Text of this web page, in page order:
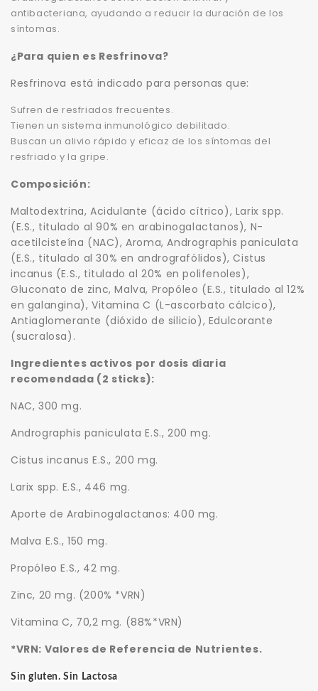
antibacteriana, ayudando a reducir la duración de los
síntomas.
¿Para quien es Resfrinova?
Resfrinova está indicado para personas que:
Sufren de resfriados frecuentes.
Tienen un sistema inmunológico debilitado.
Buscan un alivio rápido y eficaz de los síntomas del
resfriado y la gripe.
Composición:
Maltodextrina, Acidulante (ácido cítrico), Larix spp.
(E.S., titulado al 90% en arabinogalactanos), N-
acetilcisteína (NAC), Aroma, Andrographis paniculata
(E.S., titulado al 30% en andrografólidos), Cistus
incanus (E.S., titulado al 20% en polifenoles),
Gluconato de zinc, Malva, Propóleo (E.S., titulado al 12%
en galangina), Vitamina C (L-ascorbato cálcico),
Antiaglomerante (dióxido de silicio), Edulcorante
(sucralosa).
Ingredientes activos por dosis diaria
recomendada (2 sticks):
NAC, 300 mg.
Andrographis paniculata E.S., 200 mg.
Cistus incanus E.S., 200 mg.
Larix spp. E.S., 446 mg.
Aporte de Arabinogalactanos: 400 mg.
Malva E.S., 150 mg.
Propóleo E.S., 42 mg.
Zinc, 20 mg. (200% *VRN)
Vitamina C, 70,2 mg. (88%*VRN)
*VRN: Valores de Referencia de Nutrientes.
Sin gluten. Sin Lactosa